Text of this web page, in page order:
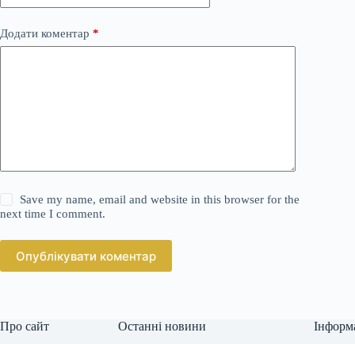
Додати коментар *
Save my name, email and website in this browser for the
next time I comment.
Опублікувати коментар
Про сайт Останні новини